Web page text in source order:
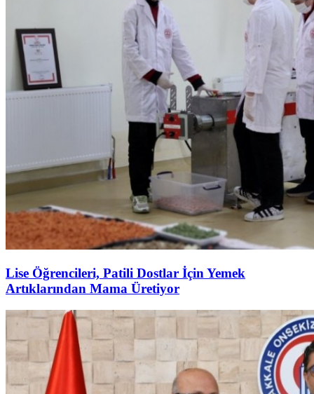
Lise Öğrencileri, Patili Dostlar İçin Yemek
Artıklarından Mama Üretiyor